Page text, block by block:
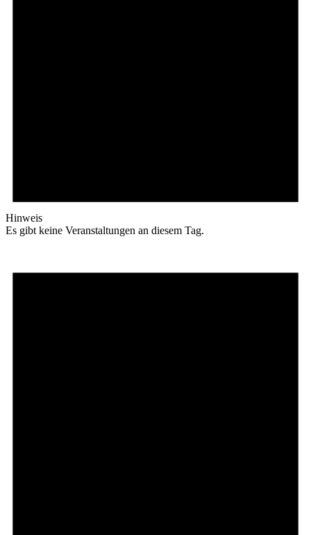
Hinweis
Es gibt keine Veranstaltungen an diesem Tag.